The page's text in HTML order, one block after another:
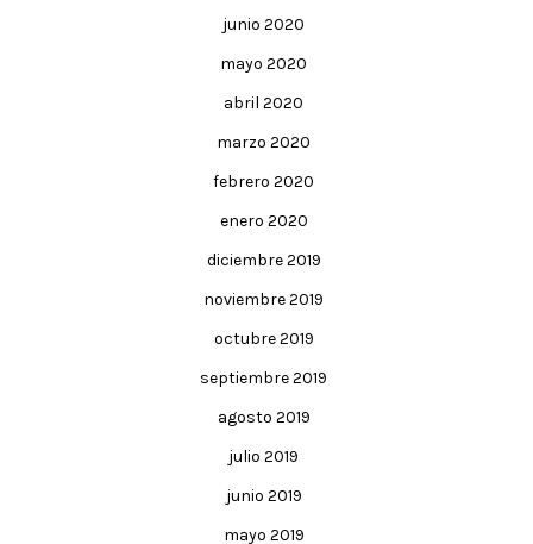
junio 2020
mayo 2020
abril 2020
marzo 2020
febrero 2020
enero 2020
diciembre 2019
noviembre 2019
octubre 2019
septiembre 2019
agosto 2019
julio 2019
junio 2019
mayo 2019